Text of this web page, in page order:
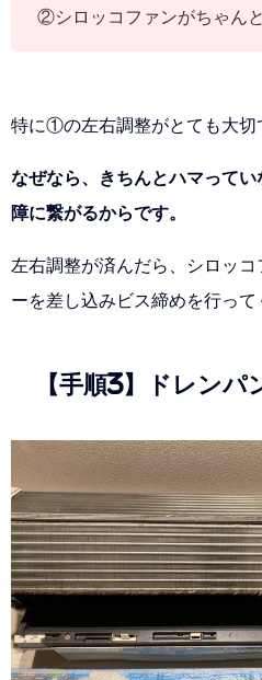
②シロッコファンがちゃん
特に①の左右調整がとても大切
なぜなら、きちんとハマって
障に繋がるからです。
左右調整が済んだら、シロッ
ーを差し込みビス締めを行って
【手順3】ドレンパ